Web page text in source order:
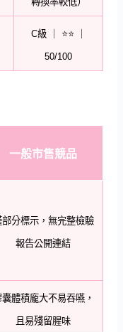
C級 ｜ ⭐⭐ ｜
50/100
一般市售競品
部分標示，無完整檢驗
報告公開連結
囊體積龐大不易吞嚥，
且易殘留腥味